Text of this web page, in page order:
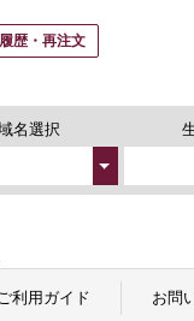
歴・再注文
名選択
利用ガイド お問